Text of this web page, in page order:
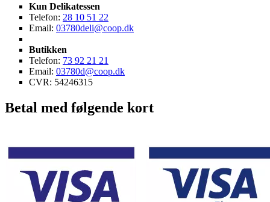
Kun Delikatessen
Telefon: 28 10 51 22
Email: 03780deli@coop.dk
Butikken
Telefon: 73 92 21 21
Email: 03780d@coop.dk
CVR: 54246315
Betal med følgende kort